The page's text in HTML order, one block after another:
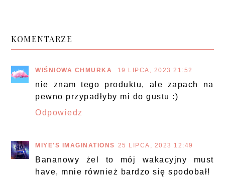
KOMENTARZE
WIŚNIOWA CHMURKA 19 LIPCA, 2023 21:52
nie znam tego produktu, ale zapach na
pewno przypadłyby mi do gustu :)
Odpowiedz
MIYE'S IMAGINATIONS 25 LIPCA, 2023 12:49
Bananowy żel to mój wakacyjny must
have, mnie również bardzo się spodobał!